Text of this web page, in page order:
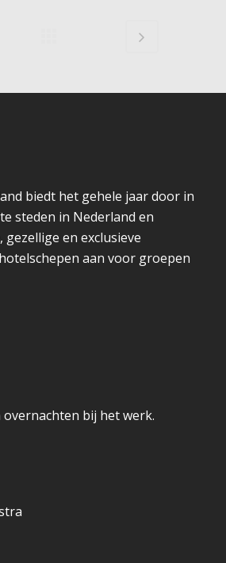
biedt het gehele jaar door in
steden in Nederland en
en exclusieve
aan voor groepen
bij het werk.